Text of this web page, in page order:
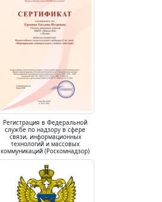
Регистрация в Федеральной
службе по надзору в сфере
связи, информационных
технологий и массовых
коммуникаций (Роскомнадзор)